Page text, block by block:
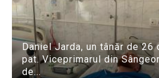
Daniel Jarda, un tânăr de 26
pat. Viceprimarul din
de...